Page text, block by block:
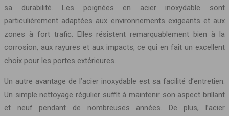
sa durabilité. Les poignées en acier inoxydable sont
particulièrement adaptées aux environnements exigeants et aux
zones à fort trafic. Elles résistent remarquablement bien à la
corrosion, aux rayures et aux impacts, ce qui en fait un excellent
choix pour les portes extérieures.
Un autre avantage de l’acier inoxydable est sa facilité d’entretien.
Un simple nettoyage régulier suffit à maintenir son aspect brillant
et neuf pendant de nombreuses années. De plus, l’acier